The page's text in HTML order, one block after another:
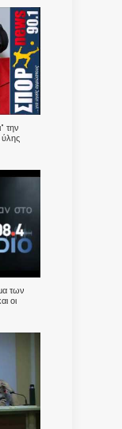
την
των
οι